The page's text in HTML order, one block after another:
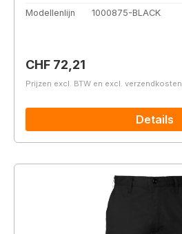
Modellenlijn
1000875-BLACK
Normale prijs:
CHF 72,21
Prijzen excl. BTW en excl. verzendkosten
Details